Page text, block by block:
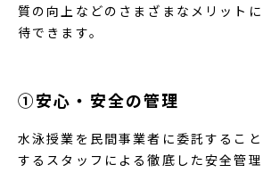
質の向上などのさまざまなメリット
待できます。
①安心・安全の管理
水泳授業を民間事業者に委託するこ
するスタッフによる徹底した安全管